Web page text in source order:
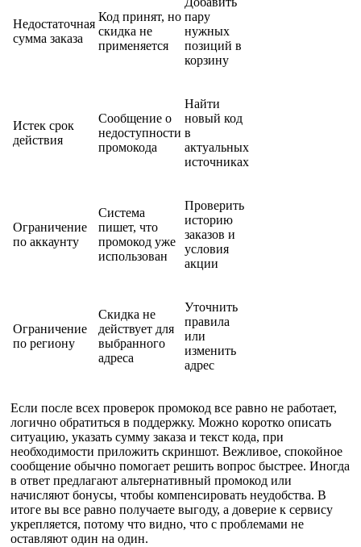
Недостаточная
сумма заказа
Код принят, но
скидка не
применяется
пару
нужных
позиций в
корзину
Истек срок
действия
Сообщение о
недоступности
промокода
Найти
новый код
в
актуальных
источниках
Ограничение
по аккаунту
Система
пишет, что
промокод уже
использован
Проверить
историю
заказов и
условия
акции
Ограничение
по региону
Скидка не
действует для
выбранного
адреса
Уточнить
правила
или
изменить
адрес
Если после всех проверок промокод все равно не работает,
логично обратиться в поддержку. Можно коротко описать
ситуацию, указать сумму заказа и текст кода, при
необходимости приложить скриншот. Вежливое, спокойное
сообщение обычно помогает решить вопрос быстрее. Иногда
в ответ предлагают альтернативный промокод или
начисляют бонусы, чтобы компенсировать неудобства. В
итоге вы все равно получаете выгоду, а доверие к сервису
укрепляется, потому что видно, что с проблемами не
оставляют один на один.